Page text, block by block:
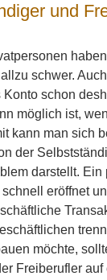
und
schwer.
Konto schon
möglich ist,
kann man sich
der
darstellt. Ein
eröffnet
möchte,
Freiberufler